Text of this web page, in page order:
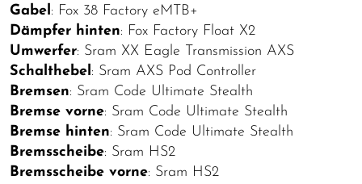
Gabel: Fox 38 Factory eMTB+
Dämpfer hinten: Fox Factory Float X2
Umwerfer: Sram XX Eagle Transmission AXS
Schalthebel: Sram AXS Pod Controller
Bremsen: Sram Code Ultimate Stealth
Bremse vorne: Sram Code Ultimate Stealth
Bremse hinten: Sram Code Ultimate Stealth
Bremsscheibe: Sram HS2
Bremsscheibe vorne: Sram HS2